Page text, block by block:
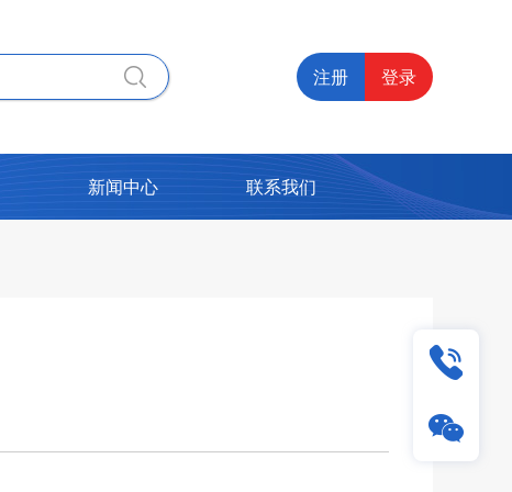
注册 登录
新闻中心 联系我们